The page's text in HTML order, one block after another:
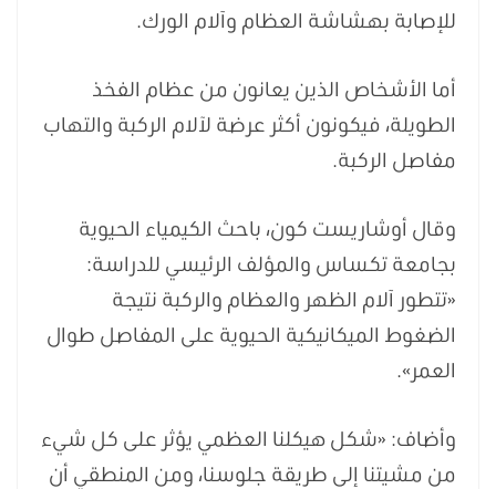
للإصابة بهشاشة العظام وآلام الورك.
أما الأشخاص الذين يعانون من عظام الفخذ
الطويلة، فيكونون أكثر عرضة لآلام الركبة والتهاب
مفاصل الركبة.
وقال أوشاريست كون، باحث الكيمياء الحيوية
بجامعة تكساس والمؤلف الرئيسي للدراسة:
«تتطور آلام الظهر والعظام والركبة نتيجة
الضغوط الميكانيكية الحيوية على المفاصل طوال
العمر».
وأضاف: «شكل هيكلنا العظمي يؤثر على كل شيء
من مشيتنا إلى طريقة جلوسنا، ومن المنطقي أن